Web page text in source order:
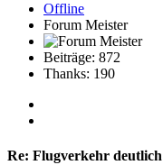
Offline
Forum Meister
Beiträge: 872
Thanks: 190
Re: Flugverkehr deutlich